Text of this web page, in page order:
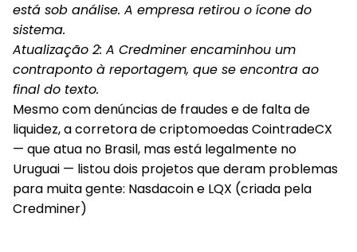
está sob análise. A empresa retirou o ícone do
sistema.
Atualização 2: A Credminer encaminhou um
contraponto à reportagem, que se encontra ao
final do texto.
Mesmo com denúncias de fraudes e de falta de
liquidez, a corretora de criptomoedas CointradeCX
— que atua no Brasil, mas está legalmente no
Uruguai — listou dois projetos que deram problemas
para muita gente: Nasdacoin e LQX (criada pela
Credminer)